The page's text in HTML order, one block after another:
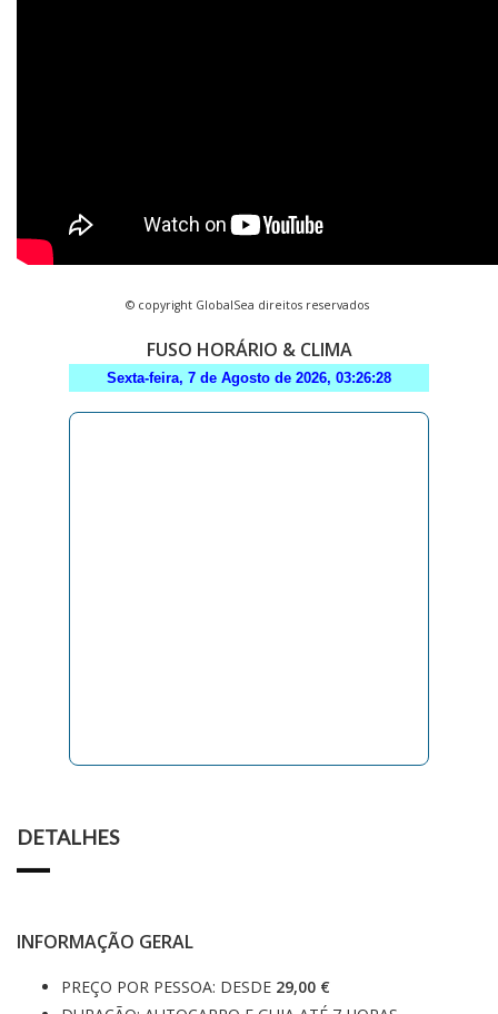
© copyright GlobalSea direitos reservados
FUSO HORÁRIO & CLIMA
DETALHES
INFORMAÇÃO GERAL
PREÇO POR PESSOA: DESDE 29,00 €